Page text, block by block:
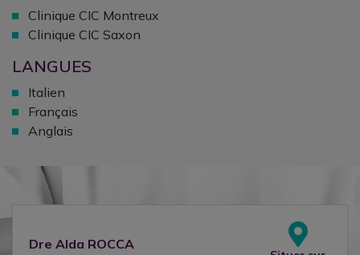
Clinique CIC Montreux
Clinique CIC Saxon
LANGUES
Italien
Français
Anglais
Dre Alda ROCCA